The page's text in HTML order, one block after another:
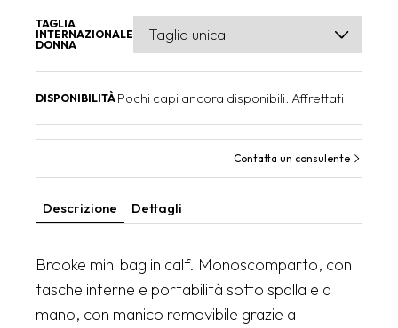
TAGLIA
INTERNAZIONALE
DONNA
DISPONIBILITÀ Pochi capi ancora disponibili. Affrettati
Contatta un consulente
Descrizione Dettagli
Brooke mini bag in calf. Monoscomparto, con
tasche interne e portabilità sotto spalla e a
mano, con manico removibile grazie a